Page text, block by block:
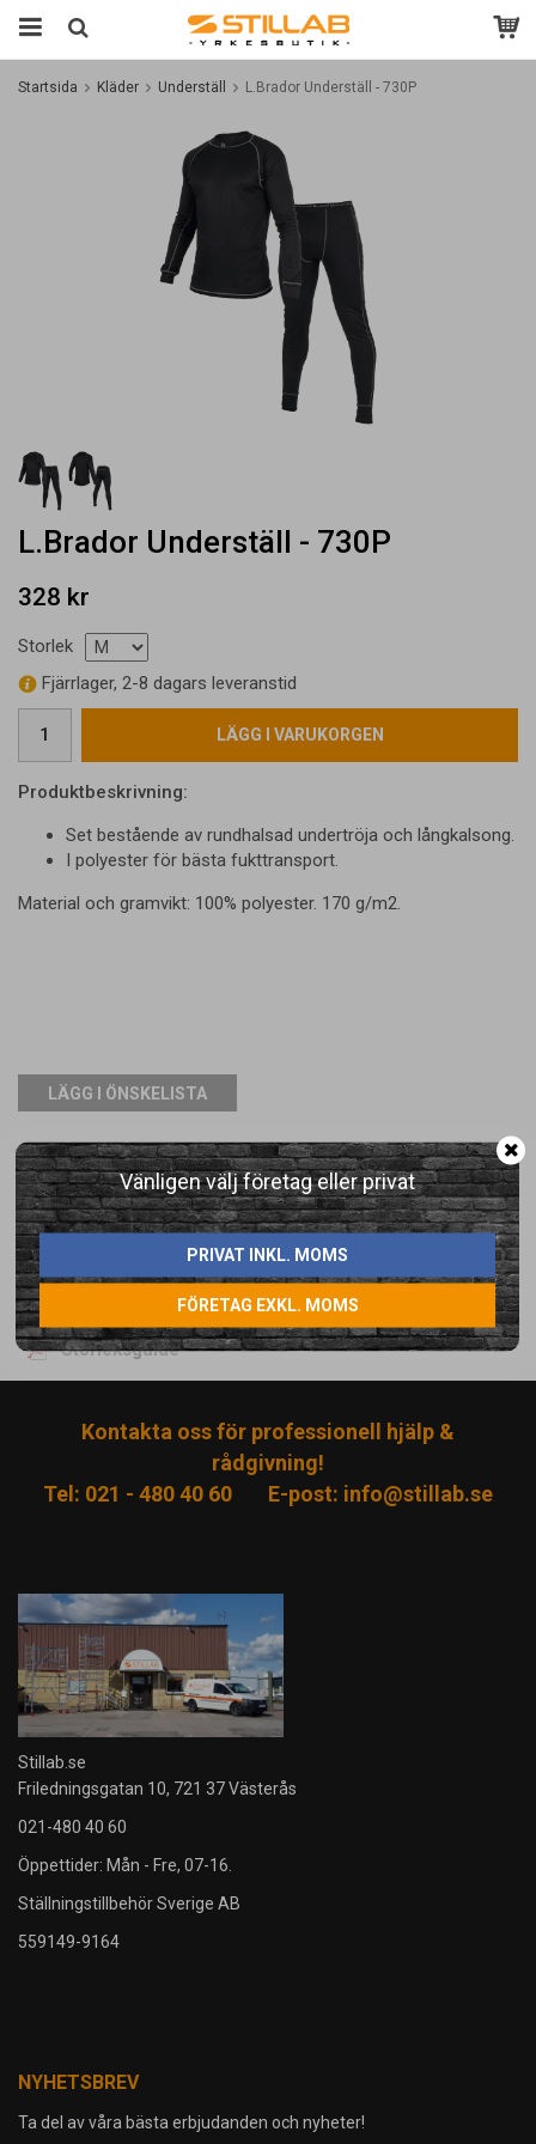
Startsida Kläder Underställ L.Brador Underställ - 730P
Vänligen välj företag eller privat
PRIVAT INKL. MOMS
FÖRETAG EXKL. MOMS
L.Brador Underställ - 730P
328 kr
Storlek
Fjärrlager, 2-8 dagars leveranstid
LÄGG I VARUKORGEN
Produktbeskrivning:
Set bestående av rundhalsad undertröja och långkalsong.
I polyester för bästa fukttransport.
Material och gramvikt: 100% polyester. 170 g/m2.
LÄGG I ÖNSKELISTA
Artikelnummer:
730-2
Direktlänk:
Högerklicka och kopiera adressen
Dokument:
Storleksguide
Kontakta oss för professionell hjälp &
rådgivning!
Tel: 021 - 480 40 60
E-post: info@stillab.se
Stillab.se
Friledningsgatan 10, 721 37 Västerås
021-480 40 60
Öppettider: Mån - Fre, 07-16.
Ställningstillbehör Sverige AB
559149-9164
NYHETSBREV
Ta del av våra bästa erbjudanden och nyheter!